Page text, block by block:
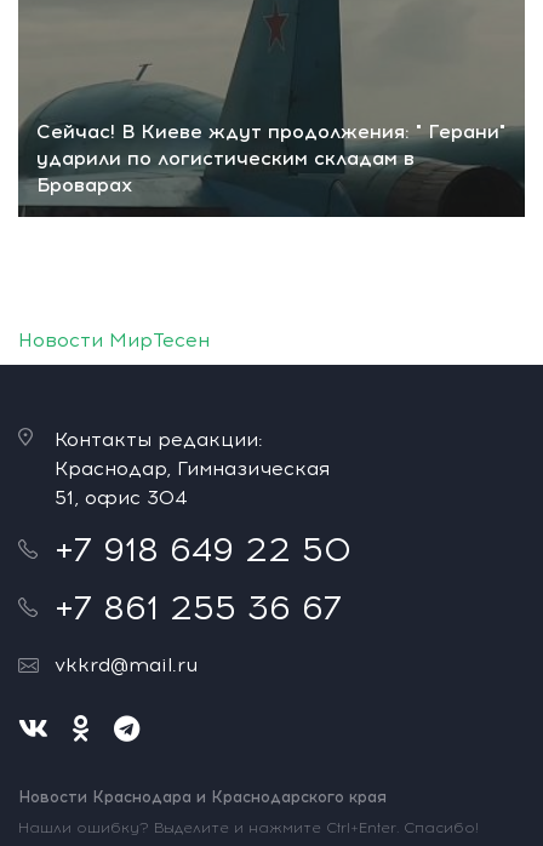
Сейчас! В Киеве ждут продолжения: " Герани"
ударили по логистическим складам в
Броварах
Новости МирТесен
Контакты редакции:
Краснодар, Гимназическая
51, офис 304
+7 918 649 22 50
+7 861 255 36 67
vkkrd@mail.ru
Новости Краснодара и Краснодарского края
Нашли ошибку? Выделите и нажмите Ctrl+Enter. Спасибо!